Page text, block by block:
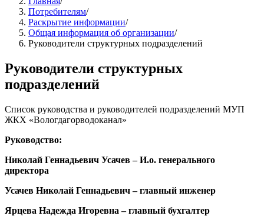
Потребителям/
Раскрытие информации/
Общая информация об организации/
Руководители структурных подразделений
Руководители структурных
подразделений
Список руководства и руководителей подразделений МУП
ЖКХ «Вологдагорводоканал»
Руководство:
Николай Геннадьевич Усачев – И.о. генерального
директора
Усачев Николай Геннадьевич–главный инженер
Ярцева Надежда Игоревна–главный бухгалтер